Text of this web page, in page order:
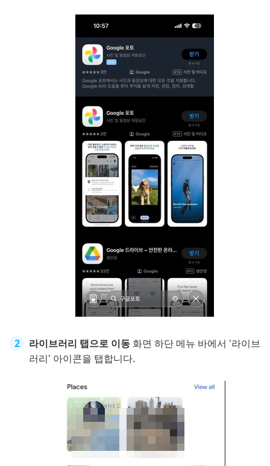
라이브러리 탭으로 이동 화면 하단 메뉴 바에서 '라이브
러리' 아이콘을 탭합니다.